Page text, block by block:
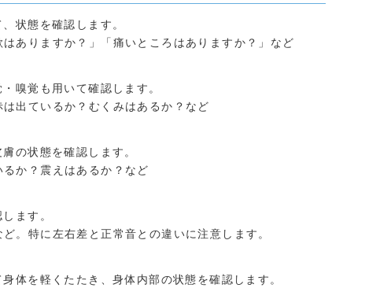
状態を確認します。
はありますか？」「痛いところはありますか？」など
嗅覚も用いて確認します。
出ているか？むくみはあるか？など
の状態を確認します。
か？震えはあるか？など
ます。
。特に左右差と正常音との違いに注意します。
体を軽くたたき、身体内部の状態を確認します。